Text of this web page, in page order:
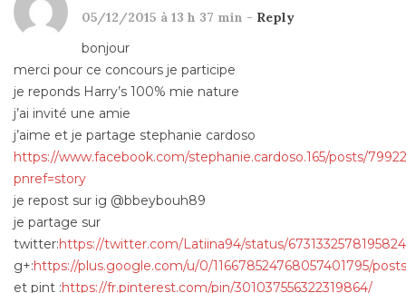
05/12/2015 à 13 h 37 min - Reply
bonjour
merci pour ce concours je participe
je reponds Harry’s 100% mie nature
j’ai invité une amie
j’aime et je partage stephanie cardoso
https://www.facebook.com/stephanie.cardoso.165/posts/
pnref=story
je repost sur ig @bbeybouh89
je partage sur
twitter:https://twitter.com/Latiina94/status/
g+:https://plus.google.com/u/0/116678524768057401795/
et pint :https://fr.pinterest.com/pin/301037556322319864/